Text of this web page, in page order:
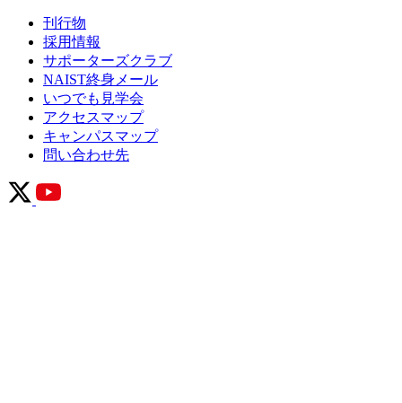
刊行物
採用情報
サポーターズクラブ
NAIST終身メール
いつでも見学会
アクセスマップ
キャンパスマップ
問い合わせ先